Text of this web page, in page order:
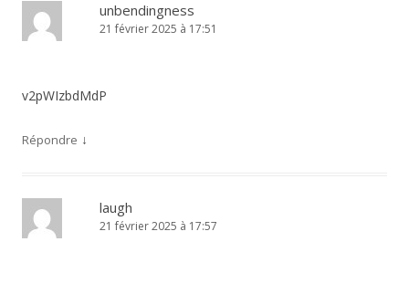
unbendingness
21 février 2025 à 17:51
v2pWIzbdMdP
Répondre ↓
laugh
21 février 2025 à 17:57